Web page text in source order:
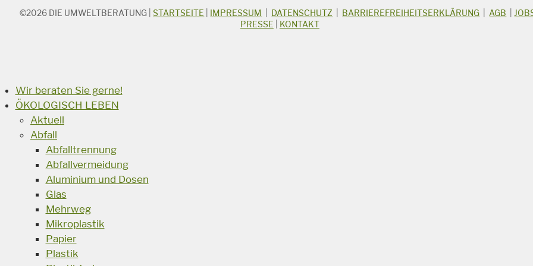
©2026 DIE UMWELTBERATUNG |STARTSEITE IMPRESSUM DATENSCHUTZ BARRIEREFREIHEITSERKLÄRUNG AGB
PRESSE
KONTAKT
Wir beraten Sie gerne!
ÖKOLOGISCH LEBEN
Aktuell
Abfall
Abfalltrennung
Abfallvermeidung
Aluminium und Dosen
Glas
Mehrweg
Mikroplastik
Papier
Plastik